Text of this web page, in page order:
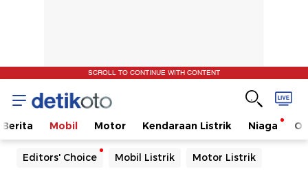
SCROLL TO CONTINUE WITH CONTENT
Berita Mobil Motor Kendaraan Listrik Niaga
Editors' Choice Mobil Listrik Motor Listrik